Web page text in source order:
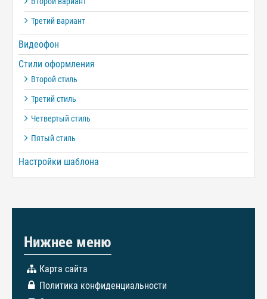
Третий вариант
Видеофон
Стили оформления
Второй стиль
Третий стиль
Четвертый стиль
Пятый стиль
Настройки шаблона
Нижнее меню
Карта сайта
Политика конфиденциальности